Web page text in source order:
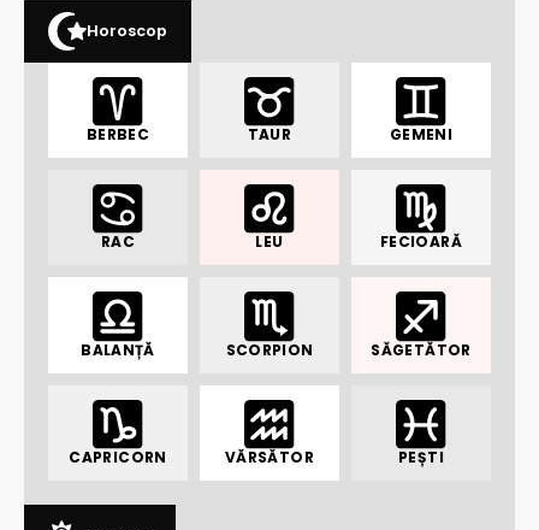
Horoscop
BERBEC TAUR GEMENI
RAC LEU FECIOARĂ
BALANȚĂ SCORPION SĂGETĂTOR
CAPRICORN VĂRSĂTOR PEȘTI